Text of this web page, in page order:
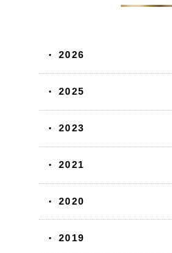
2026
2025
2023
2021
2020
2019